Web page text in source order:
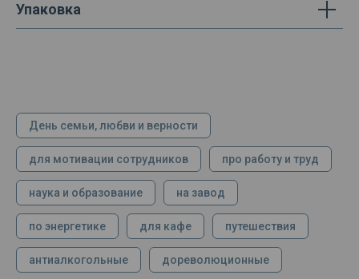
Упаковка
День семьи, любви и верности
для мотивации сотрудников про работу и труд
наука и образование на завод
по энергетике для кафе путешествия
антиалкогольные дореволюционные